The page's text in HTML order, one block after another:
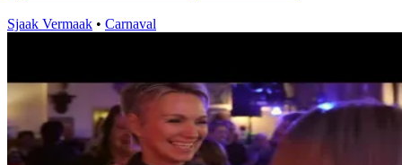
Sjaak Vermaak • Carnaval